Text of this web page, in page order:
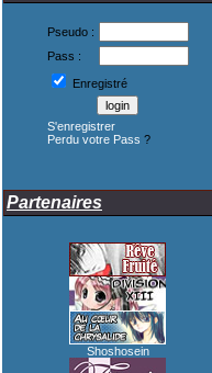
Pseudo :
Pass :
Enregistré
S'enregistrer
Perdu votre Pass ?
Partenaires
Shoshosein